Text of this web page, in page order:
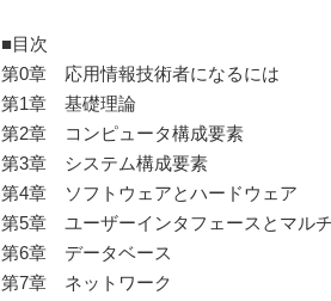
■目次
第0章 応用情報技術者になるには
第1章 基礎理論
第2章 コンピュータ構成要素
第3章 システム構成要素
第4章 ソフトウェアとハードウェア
第5章 ユーザーインタフェースとマル
第6章 データベース
第7章 ネットワーク